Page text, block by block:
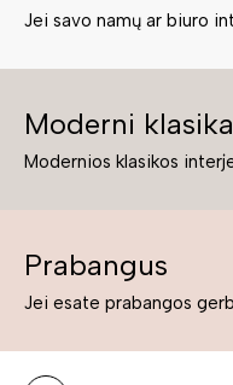
Moderni klasika
Prabangus